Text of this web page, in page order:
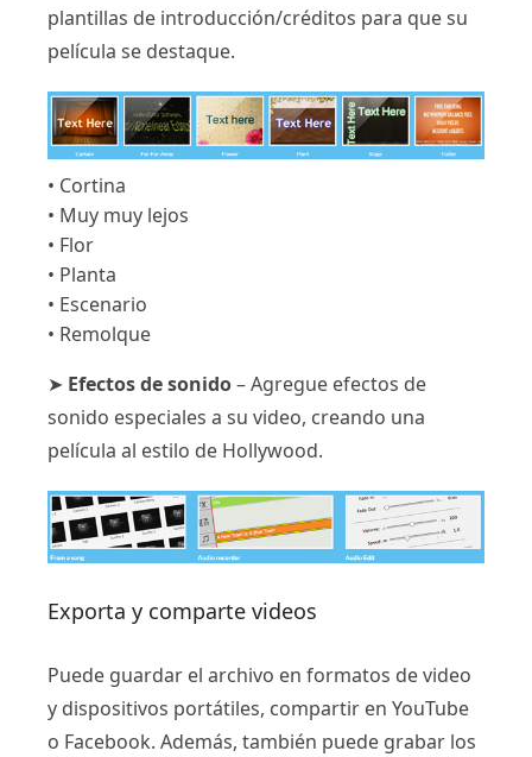
plantillas de introducción/créditos para que su
película se destaque.
• Cortina
• Muy muy lejos
• Flor
• Planta
• Escenario
• Remolque
➤ Efectos de sonido– Agregue efectos de
sonido especiales a su video, creando una
película al estilo de Hollywood.
Exporta y comparte videos
Puede guardar el archivo en formatos de video
y dispositivos portátiles, compartir en YouTube
o Facebook. Además, también puede grabar los